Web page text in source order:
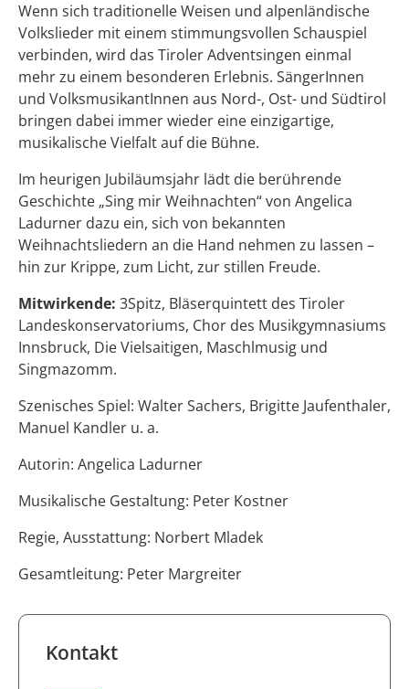
Wenn sich traditionelle Weisen und alpenländische
Volkslieder mit einem stimmungsvollen Schauspiel
verbinden, wird das Tiroler Adventsingen einmal
mehr zu einem besonderen Erlebnis. SängerInnen
und VolksmusikantInnen aus Nord-, Ost- und Südtirol
bringen dabei immer wieder eine einzigartige,
musikalische Vielfalt auf die Bühne.
Im heurigen Jubiläumsjahr lädt die berührende
Geschichte „Sing mir Weihnachten“ von Angelica
Ladurner dazu ein, sich von bekannten
Weihnachtsliedern an die Hand nehmen zu lassen –
hin zur Krippe, zum Licht, zur stillen Freude.
Mitwirkende: 3Spitz, Bläserquintett des Tiroler
Landeskonservatoriums, Chor des Musikgymnasiums
Innsbruck, Die Vielsaitigen, Maschlmusig und
Singmazomm.
Szenisches Spiel: Walter Sachers, Brigitte Jaufenthaler,
Manuel Kandler u. a.
Autorin: Angelica Ladurner
Musikalische Gestaltung: Peter Kostner
Regie, Ausstattung: Norbert Mladek
Gesamtleitung: Peter Margreiter
Kontakt